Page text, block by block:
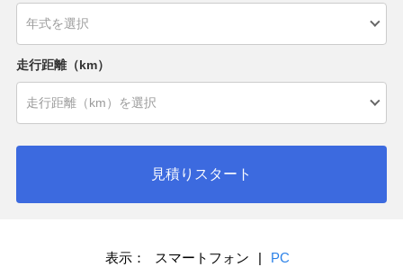
走行距離（km）
見積りスタート
表示： スマートフォン | PC